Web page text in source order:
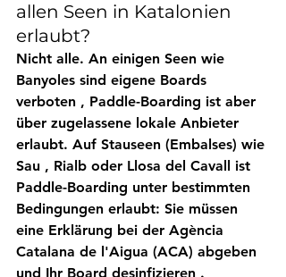
allen Seen in Katalonien
erlaubt?
Nicht alle. An einigen Seen wie
Banyoles sind eigene Boards
verboten , Paddle-Boarding ist aber
über zugelassene lokale Anbieter
erlaubt. Auf Stauseen (Embalses) wie
Sau , Rialb oder Llosa del Cavall
ist
Paddle-Boarding unter bestimmten
Bedingungen erlaubt: Sie müssen
eine Erklärung bei der Agència
Catalana de l'Aigua (ACA) abgeben
und Ihr Board desinfizieren .